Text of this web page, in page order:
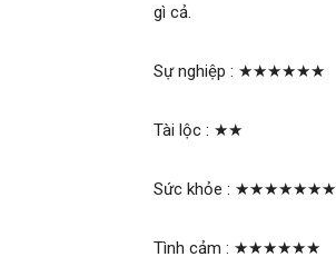
gì cả.
Sự nghiệp : ★★★★★★
Tài lộc : ★★
Sức khỏe : ★★★★★★★
Tình cảm : ★★★★★★